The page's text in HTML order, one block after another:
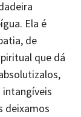
Ela é
de
que dá
intangíveis
deixamos